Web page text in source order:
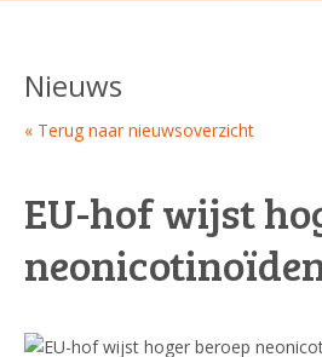
Nieuws
« Terug naar nieuwsoverzicht
EU-hof wijst